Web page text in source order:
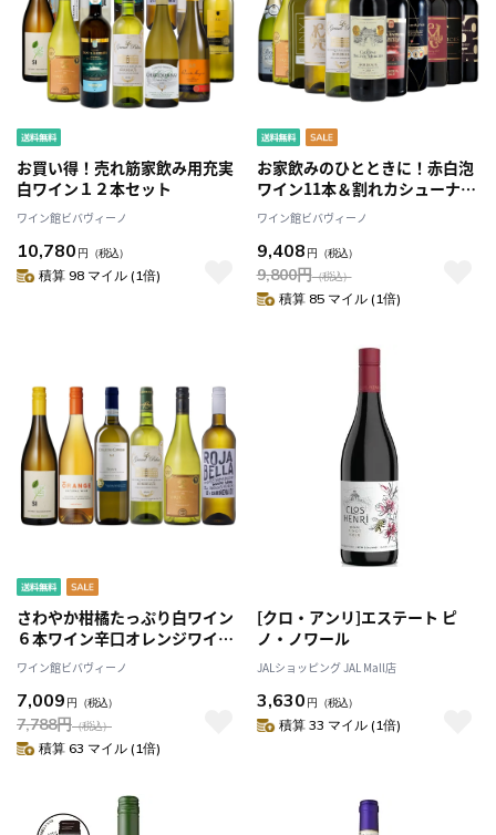
お買い得！売れ筋家飲み用充実
白ワイン１２本セット
ワイン館ビバヴィーノ
10,780 円 （税込）
積算 98 マイル (1倍)
お家飲みのひとときに！赤白泡
ワイン11本＆割れカシューナッ
ツセット
ワイン館ビバヴィーノ
9,408 円 （税込）
9,800円（税込）
積算 85 マイル (1倍)
さわやか柑橘たっぷり白ワイン
６本ワイン辛口オレンジワイン
入り
ワイン館ビバヴィーノ
7,009 円 （税込）
7,788円（税込）
積算 63 マイル (1倍)
[クロ・アンリ]エステート ピ
ノ・ノワール
JALショッピング JAL Mall店
3,630 円 （税込）
積算 33 マイル (1倍)